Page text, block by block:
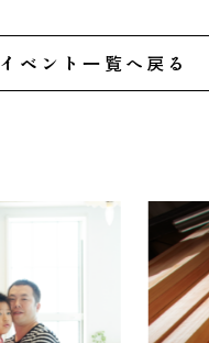
イベント一覧へ戻る